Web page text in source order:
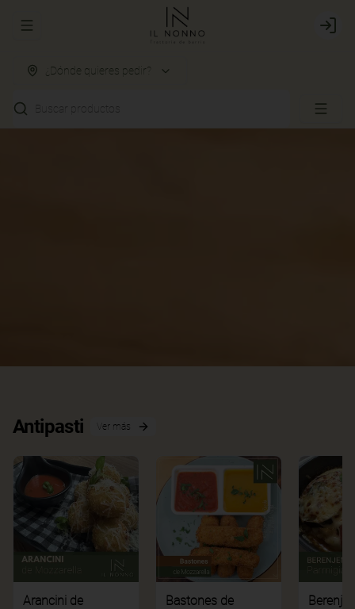
Abrir menu de navegación Login
¿Dónde quieres pedir?
Buscar productos
Antipasti Ver más
Arancini de
Bastones de